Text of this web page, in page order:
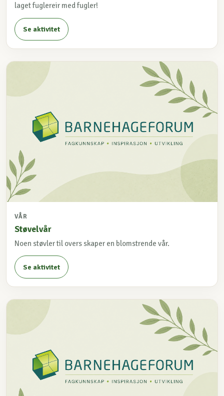
laget fuglereir med fugler!
Se aktivitet
VÅR
Støvelvår
Noen støvler til overs skaper en blomstrende vår.
Se aktivitet